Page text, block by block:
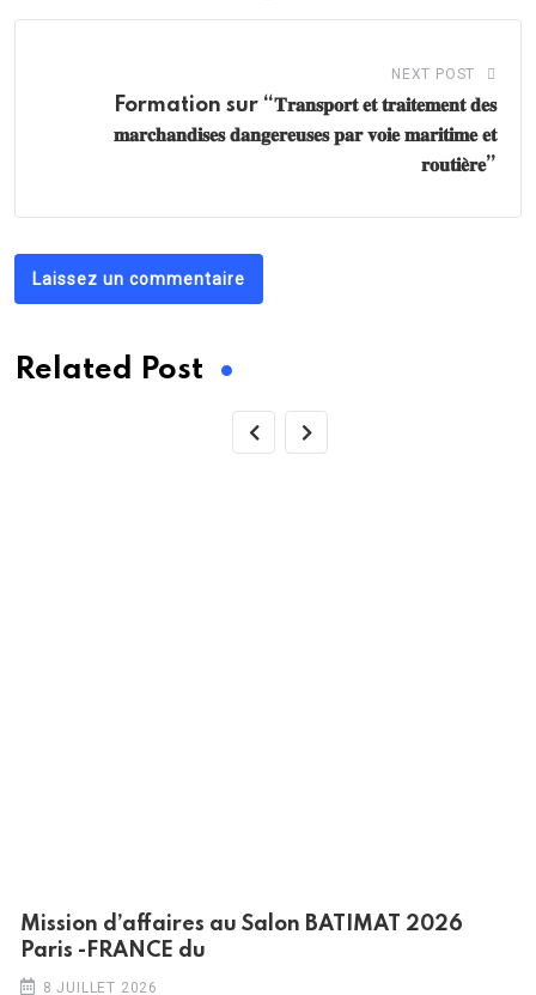
NEXT POST
Formation sur “𝐓𝐫𝐚𝐧𝐬𝐩𝐨𝐫𝐭 𝐞𝐭 𝐭𝐫𝐚𝐢𝐭𝐞𝐦𝐞𝐧𝐭 𝐝𝐞𝐬
𝐦𝐚𝐫𝐜𝐡𝐚𝐧𝐝𝐢𝐬𝐞𝐬 𝐝𝐚𝐧𝐠𝐞𝐫𝐞𝐮𝐬𝐞𝐬 𝐩𝐚𝐫 𝐯𝐨𝐢𝐞 𝐦𝐚𝐫𝐢𝐭𝐢𝐦𝐞 𝐞𝐭
𝐫𝐨𝐮𝐭𝐢𝐞̀𝐫𝐞”
Laissez un commentaire
Related Post
Mission d’affaires au Salon BATIMAT 2026
Paris -FRANCE du
8 JUILLET 2026